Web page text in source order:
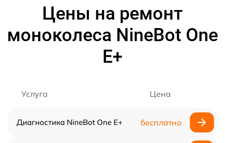
Цены на ремонт
моноколеса NineBot One
E+
Услуга Цена
Диагностика NineBot One E+ бесплатно